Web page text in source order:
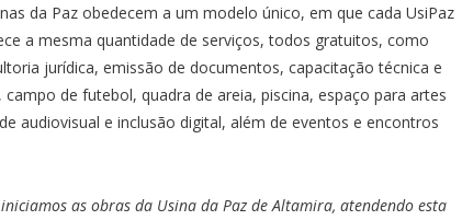
da Paz obedecem a um modelo único, em que cada UsiPaz
a mesma quantidade de serviços, todos gratuitos, como
jurídica, emissão de documentos, capacitação técnica e
de futebol, quadra de areia, piscina, espaço para artes
audiovisual e inclusão digital, além de eventos e encontros
as obras da Usina da Paz de Altamira, atendendo esta